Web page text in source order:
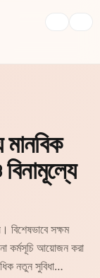
মানবিক
বিশেষভাবে সক্ষম
কর্মসূচি আয়োজন করা
নতুন সুবিধা…